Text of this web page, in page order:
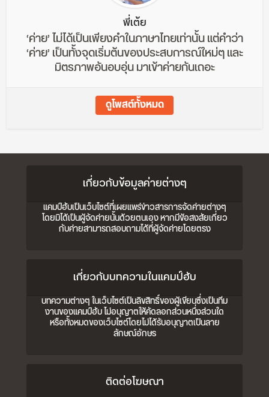
พี่เต้ย
‘ค่าย’ ไม่ได้เป็นเพียงคำในภาษาไทยเท่านั้น แต่คำว่า
‘ค่าย’ เป็นทั้งจุดเริ่มต้นของประสบการณ์ใหม่ๆ และ
มิตรภาพอันอบอุ่น มาเข้าค่ายกันเถอะ
ดูโพสต์ทั้งหมด
เกี่ยวกับข้อมูลค่ายต่างๆ
แคมป์ฮับเป็นเว็บไซต์ที่เผยแพร่ข่าวสารการจัดค่ายต่างๆ
โดยมิได้เป็นผู้จัดค่ายนั้นด้วยตนเอง หากมีข้อสงสัยเกี่ยว
กับค่ายสามารถสอบถามได้ที่ผู้จัดค่ายโดยตรง
เกี่ยวกับบทความในแคมป์ฮับ
บทความต่างๆ ในเว็บไซต์เป็นลิขสิทธิ์ของผู้เขียนซึ่งเป็นทีม
งานของแคมป์ฮับ ไม่อนุญาตให้คัดลอกส่วนหนึ่งส่วนใด
หรือทั้งหมดของเว็บไซต์โดยไม่ได้รับอนุญาตเป็นลาย
ลักษณ์อักษร
ติดต่อโฆษณา